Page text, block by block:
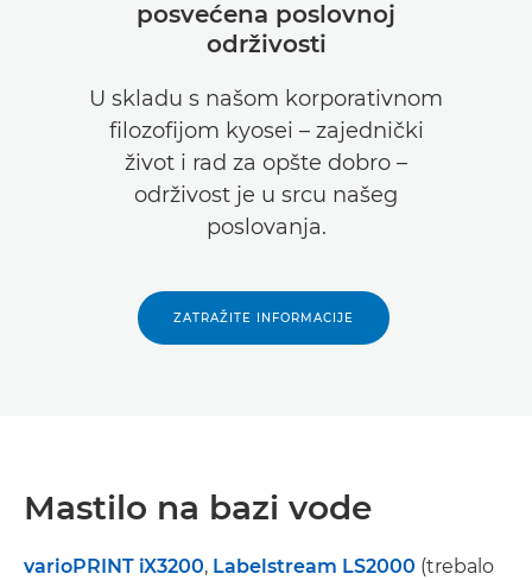
posvećena poslovnoj
održivosti
U skladu s našom korporativnom
filozofijom kyosei – zajednički
život i rad za opšte dobro –
održivost je u srcu našeg
poslovanja.
ZATRAŽITE INFORMACIJE
Mastilo na bazi vode
varioPRINT iX3200, Labelstream LS2000 (trebalo